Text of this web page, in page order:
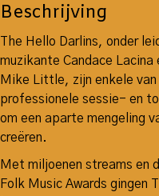
Beschrijving
The Hello Darlins, onder
muzikante Candace
Mike Little, zijn enkele van
professionele sessie- en
om een aparte mengeling
creëren.
Met miljoenen streams en
Folk Music Awards gingen